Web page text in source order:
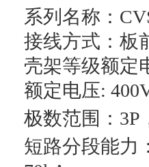
系列名称：
接线方式：板
壳架等级额定
额定电压:
极数范围：3P
短路分段能力